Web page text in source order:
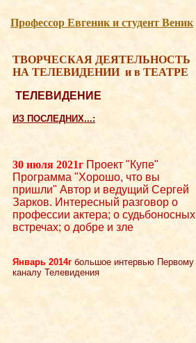
Професcор Евгеник и студент Веник
ТВОРЧЕСКАЯ ДЕЯТЕЛЬНОСТЬ
НА ТЕЛЕВИДЕНИИ и в ТЕАТРЕ
ТЕЛЕВИДЕНИЕ
ИЗ ПОСЛЕДНИХ...:
30 июля 2021г Проект "Купе"
Программа "Хорошо, что вы
пришли" Автор и ведущий Сергей
Зарков. Интересный разговор о
профессии актера; о судьбоносных
встречах; о добре и зле
Январь 2014г большое интервью Первому
каналу Телевидения